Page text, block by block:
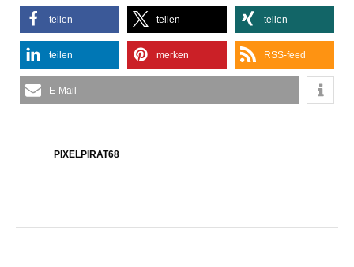
teilen teilen teilen
teilen merken RSS-feed
E-Mail
PIXELPIRAT68